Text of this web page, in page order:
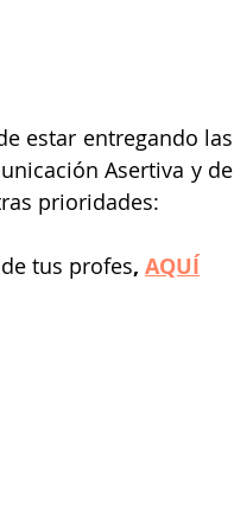
estar entregando las
Asertiva y de
prioridades:
tus profes, AQUÍ